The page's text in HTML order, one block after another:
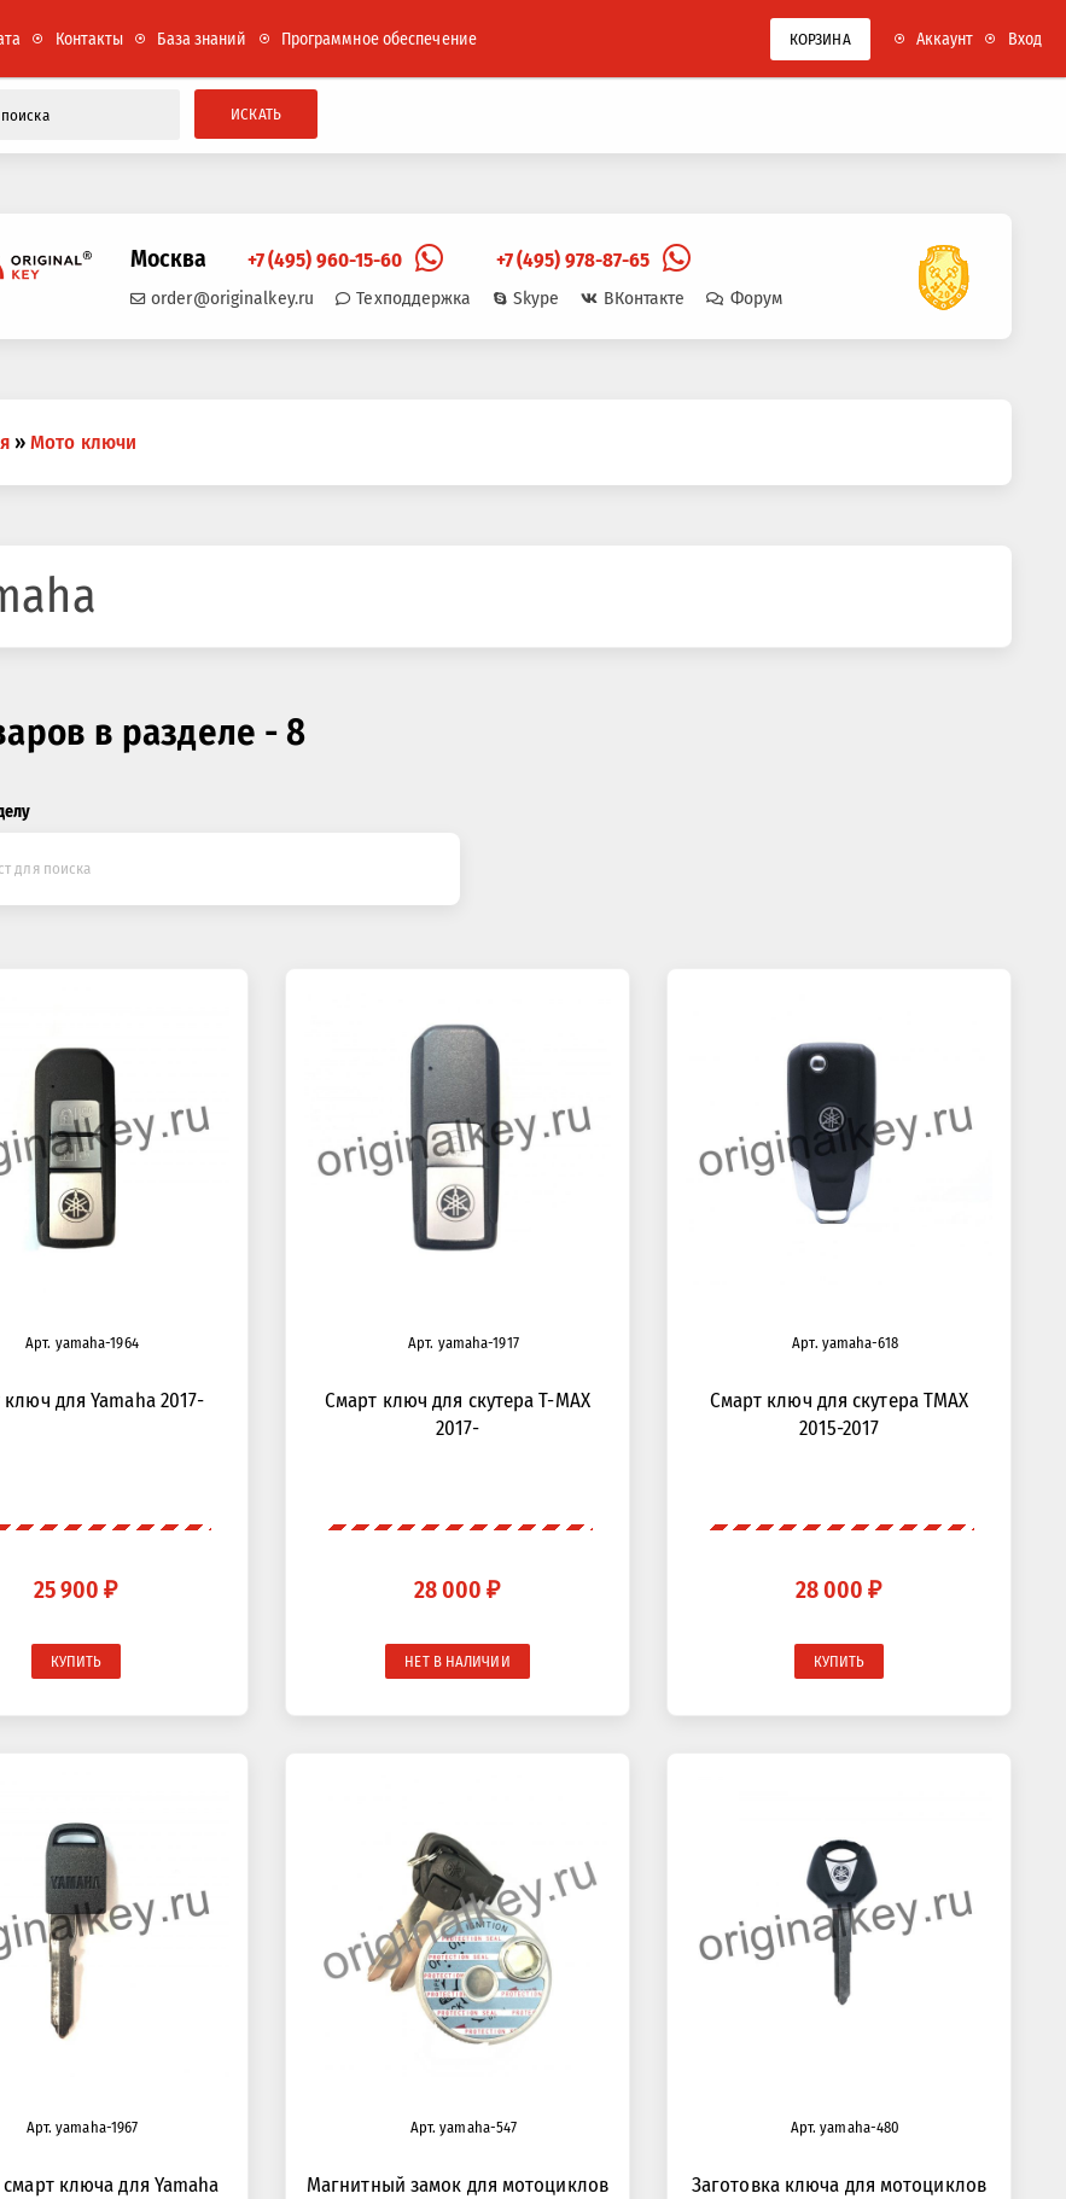
Контакты База знаний Программное обеспечение КОРЗИНА Аккаунт Вход
ИСКАТЬ
Москва +7 (495) 960-15-60 +7 (495) 978-87-65
order@originalkey.ru Техподдержка Skype ВКонтакте Форум
» Мото ключи
в разделе - 8
Арт. yamaha-1964
для Yamaha 2017-
25 900 ₽
КУПИТЬ
Арт. yamaha-1917
Смарт ключ для скутера T-MAX
2017-
28 000 ₽
НЕТ В НАЛИЧИИ
Арт. yamaha-618
Смарт ключ для скутера TMAX
2015-2017
28 000 ₽
КУПИТЬ
Арт. yamaha-1967
смарт ключа для Yamaha
Арт. yamaha-547
Магнитный замок для мотоциклов
Арт. yamaha-480
Заготовка ключа для мотоциклов